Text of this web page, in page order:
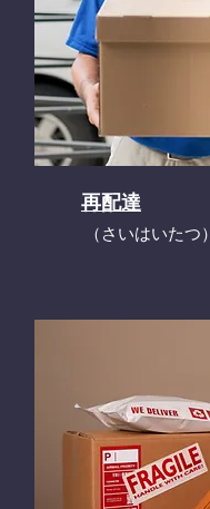
再配達
​（さいはいたつ）